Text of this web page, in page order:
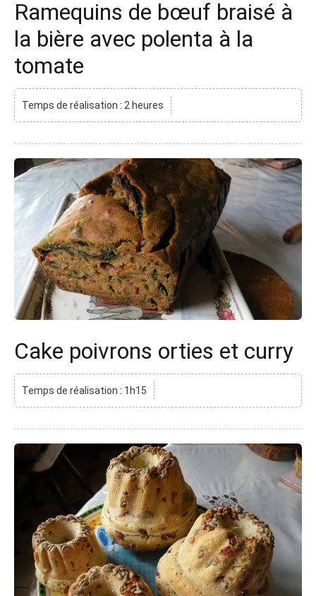
Ramequins de bœuf braisé à
la bière avec polenta à la
tomate
Temps de réalisation : 2 heures
Cake poivrons orties et curry
Temps de réalisation : 1h15